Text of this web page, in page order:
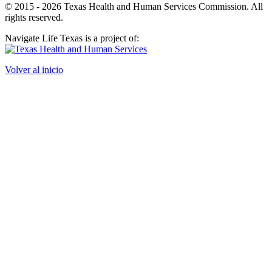
© 2015 - 2026 Texas Health and Human Services Commission. All
rights reserved.
Navigate Life Texas is a project of:
Volver al inicio